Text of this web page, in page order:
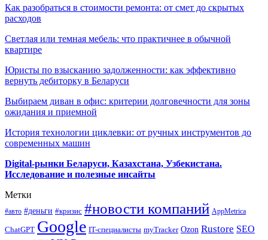
Как разобраться в стоимости ремонта: от смет до скрытых
расходов
Светлая или темная мебель: что практичнее в обычной
квартире
Юристы по взысканию задолженности: как эффективно
вернуть дебиторку в Беларуси
Выбираем диван в офис: критерии долговечности для зоны
ожидания и приемной
История технологии циклевки: от ручных инструментов до
современных машин
Digital-рынки Беларуси, Казахстана, Узбекистана.
Исследование и полезные инсайты
Метки
#авто #деньги #кризис #новости компаний AppMetrica
ChatGPT Google IT-специалисты myTracker Ozon Rustore SEO